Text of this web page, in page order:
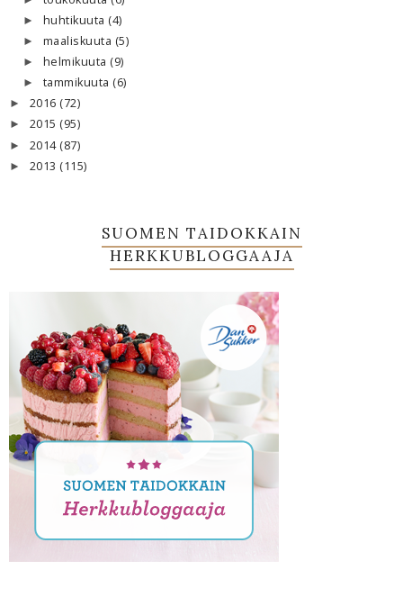
► huhtikuuta (4)
► maaliskuuta (5)
► helmikuuta (9)
► tammikuuta (6)
► 2016 (72)
► 2015 (95)
► 2014 (87)
► 2013 (115)
SUOMEN TAIDOKKAIN
HERKKUBLOGGAAJA